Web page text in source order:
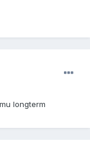
longterm